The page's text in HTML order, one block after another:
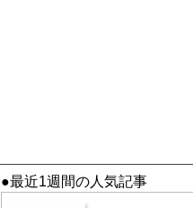
●最近1週間の人気記事